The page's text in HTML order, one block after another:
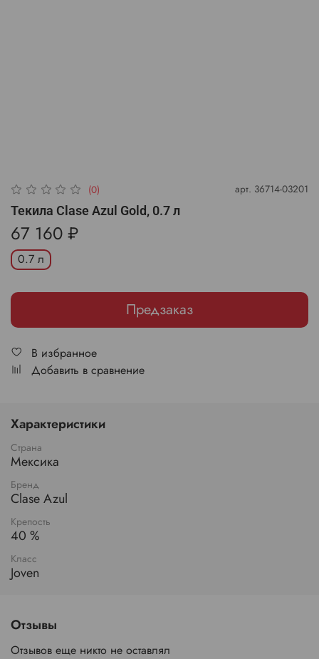
(0) арт. 36714-03201
Текила Clase Azul Gold, 0.7 л
67 160 ₽
0.7 л
Предзаказ
В избранное
Добавить в сравнение
Характеристики
Страна
Мексика
Бренд
Clase Azul
Крепость
40 %
Класс
Joven
Отзывы
Отзывов еще никто не оставлял